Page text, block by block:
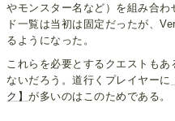
やモンスター名など）を組み合
ド一覧は当初は固定だったが、
るようになった。
これらを必要とするクエストも
ないだろう。道行くプレイヤーに
ク】が多いのはこのためである。